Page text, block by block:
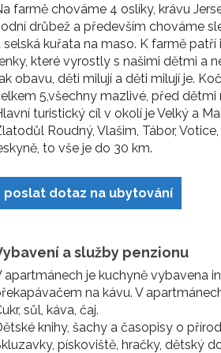
farmě chováme 4 oslíky, krávu
drůbež a především chováme
selská kuřata na maso. K farmě patří
které vyrostly s našimi dětmi a
obavu, děti milují a děti milují je.
5,všechny mazlivé, před dětmi
turistický cíl v okolí je Velký a
Roudný, Vlašim, Tábor,
to vše je do 30 km.
poslat dotaz na ubytování
a služby penzionu
apartmánech je kuchyně vybavena
na kávu. V
sůl, káva, čaj.
knihy, šachy a časopisy o
pískoviště, hračky, dětský